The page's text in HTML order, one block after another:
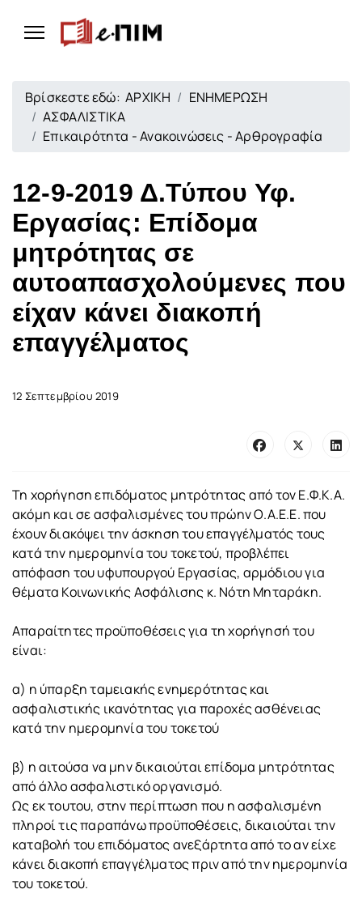
Βρίσκεστε εδώ:ΑΡΧΙΚΗ
ΕΝΗΜΕΡΩΣΗ
ΑΣΦΑΛΙΣΤΙΚΑ
Επικαιρότητα - Ανακοινώσεις - Αρθρογραφία
12-9-2019 Δ.Τύπου Υφ.
Εργασίας: Επίδομα
μητρότητας σε
αυτοαπασχολούμενες που
είχαν κάνει διακοπή
επαγγέλματος
12 Σεπτεμβρίου 2019
Τη χορήγηση επιδόματος μητρότητας από τον Ε.Φ.Κ.Α.
ακόμη και σε ασφαλισμένες του πρώην Ο.Α.Ε.Ε. που
έχουν διακόψει την άσκηση του επαγγέλματός τους
κατά την ημερομηνία του τοκετού, προβλέπει
απόφαση του υφυπουργού Εργασίας, αρμόδιου για
θέματα Κοινωνικής Ασφάλισης κ. Νότη Μηταράκη.
Απαραίτητες προϋποθέσεις για τη χορήγησή του
είναι:
α) η ύπαρξη ταμειακής ενημερότητας και
ασφαλιστικής ικανότητας για παροχές ασθένειας
κατά την ημερομηνία του τοκετού
β) η αιτούσα να μην δικαιούται επίδομα μητρότητας
από άλλο ασφαλιστικό οργανισμό.
Ως εκ τουτου, στην περίπτωση που η ασφαλισμένη
πληροί τις παραπάνω προϋποθέσεις, δικαιούται την
καταβολή του επιδόματος ανεξάρτητα από το αν είχε
κάνει διακοπή επαγγέλματος πριν από την ημερομηνία
του τοκετού.